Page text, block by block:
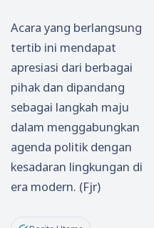
Acara yang berlangsung
tertib ini mendapat
apresiasi dari berbagai
pihak dan dipandang
sebagai langkah maju
dalam menggabungkan
agenda politik dengan
kesadaran lingkungan di
era modern. (Fjr)